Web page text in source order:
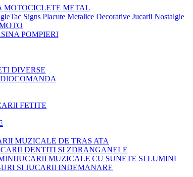
MOTOCICLETE METAL
Tac Signs Placute Metalice Decorative Jucarii Nostalgie
POMPIERI
DIVERSE
FETITE
MUZICALE DE TRAS ATA
DENTITI SI ZDRANGANELE
JUCARII MUZICALE CU SUNETE SI LUMINI
SI JUCARII INDEMANARE